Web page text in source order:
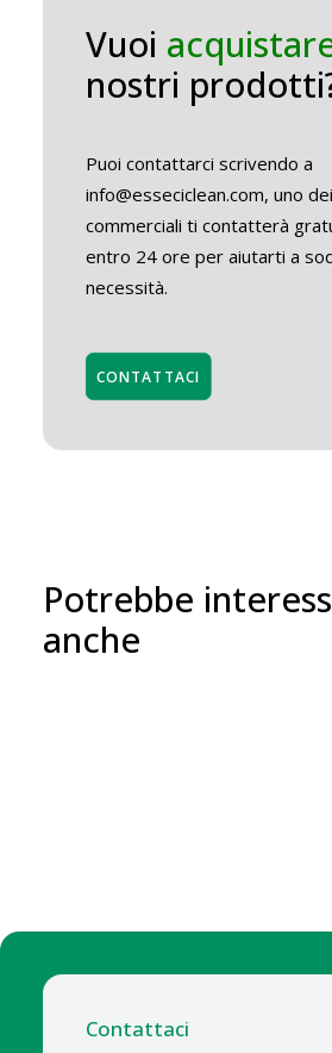
Vuoi
nostri
Puoi contattarci scrivendo a
info@esseciclean.com, uno
commerciali ti contatterà
entro 24 ore per aiutarti a
necessità.
CONTATTACI
Potrebbe
anche
Contattaci